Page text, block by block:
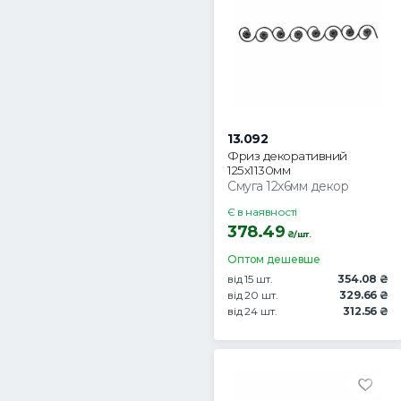
13.092
Фриз декоративний
125х1130мм
Смуга 12х6мм декор
Є в наявності
378.49 ₴/шт.
Оптом дешевше
від 15 шт.
354.08 ₴
від 20 шт.
329.66 ₴
від 24 шт.
312.56 ₴